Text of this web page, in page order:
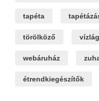
tapéta
törölköző
webáruház
étrendkiegészítők